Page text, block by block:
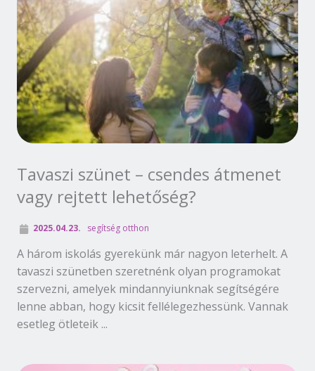
Tavaszi szünet – csendes átmenet
vagy rejtett lehetőség?
2025.04.23. segítség otthon
A három iskolás gyerekünk már nagyon leterhelt. A
tavaszi szünetben szeretnénk olyan programokat
szervezni, amelyek mindannyiunknak segítségére
lenne abban, hogy kicsit fellélegezhessünk. Vannak
esetleg ötleteik ...